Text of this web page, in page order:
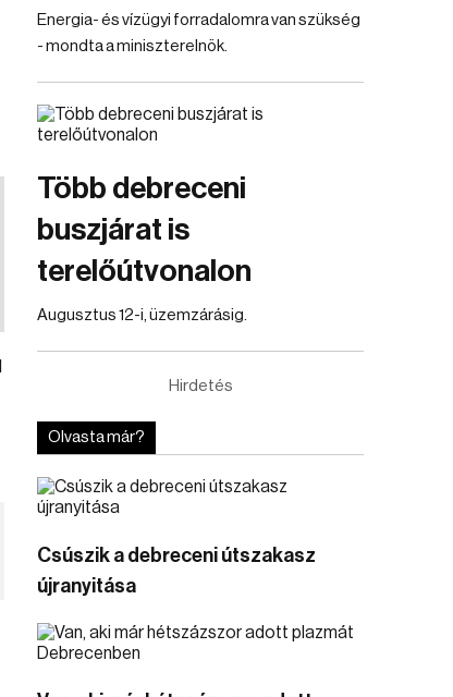
Energia- és vízügyi forradalomra van szükség
- mondta a miniszterelnök.
Több debreceni
buszjárat is
terelőútvonalon
Augusztus 12-i, üzemzárásig.
Hirdetés
Olvasta már?
Csúszik a debreceni útszakasz
újranyitása